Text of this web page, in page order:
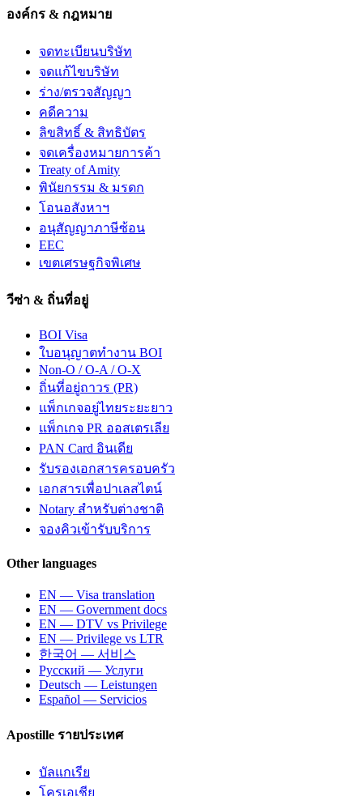
องค์กร & กฎหมาย
จดทะเบียนบริษัท
จดแก้ไขบริษัท
ร่าง/ตรวจสัญญา
คดีความ
ลิขสิทธิ์ & สิทธิบัตร
จดเครื่องหมายการค้า
Treaty of Amity
พินัยกรรม & มรดก
โอนอสังหาฯ
อนุสัญญาภาษีซ้อน
EEC
เขตเศรษฐกิจพิเศษ
วีซ่า & ถิ่นที่อยู่
BOI Visa
ใบอนุญาตทำงาน BOI
Non-O / O-A / O-X
ถิ่นที่อยู่ถาวร (PR)
แพ็กเกจอยู่ไทยระยะยาว
แพ็กเกจ PR ออสเตรเลีย
PAN Card อินเดีย
รับรองเอกสารครอบครัว
เอกสารเพื่อปาเลสไตน์
Notary สำหรับต่างชาติ
จองคิวเข้ารับบริการ
Other languages
EN — Visa translation
EN — Government docs
EN — DTV vs Privilege
EN — Privilege vs LTR
한국어 — 서비스
Русский — Услуги
Deutsch — Leistungen
Español — Servicios
Apostille รายประเทศ
บัลแกเรีย
โครเอเชีย